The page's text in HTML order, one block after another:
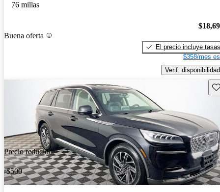
76 millas
Buena oferta
El precio incluye tasas
$358/mes
Verif. disponibilidad
Precio reducido
-$500